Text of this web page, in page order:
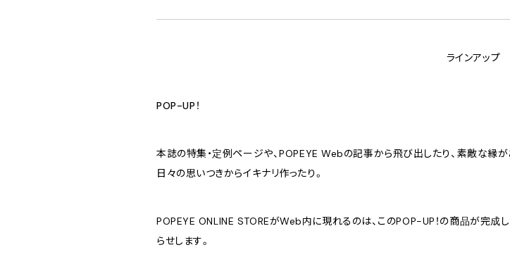
ラインアップ
POP-UP！
本誌の特集・定例ページや、POPEYE Webの記事から飛び出したり、素敵な縁が
日々の思いつきからイキナリ作ったり。
POPEYE ONLINE STOREがWeb内に現れるのは、このPOP-UP！の商品が完成
らせします。